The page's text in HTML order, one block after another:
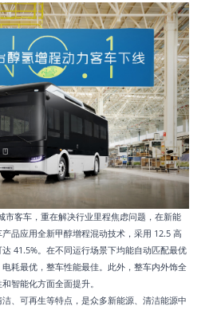
市客车，重在解决行业里程焦虑问题，在新能
品应用全新甲醇增程混动技术，采用 12.5 高
41.5%。在不同运行场景下均能自动匹配最优
耗最优，整车性能最佳。此外，整车内外饰全
智能化方面全面提升。
、可再生等特点，是众多新能源、清洁能源中